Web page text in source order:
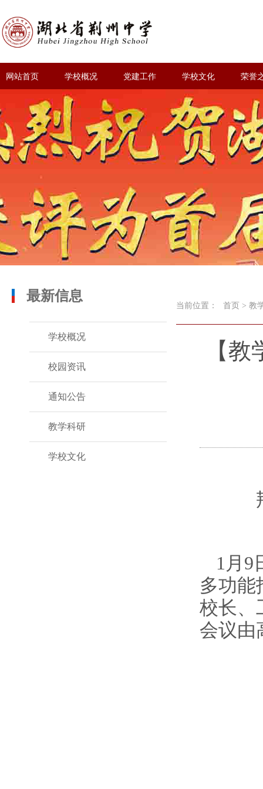
网站首页 学校概况 党建工作 学校文化 荣誉
最新信息
学校概况
校园资讯
通知公告
教学科研
学校文化
当前位置： 首页 > 教
【
荆
1 月 9
多功能
校长、
会议由